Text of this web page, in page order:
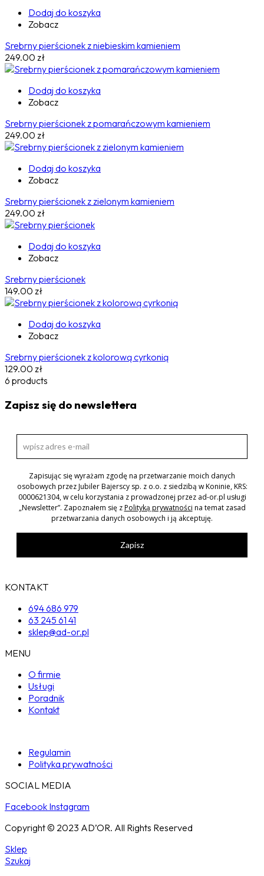
Dodaj do koszyka
Zobacz
Srebrny pierścionek z niebieskim kamieniem
249.00 zł
Dodaj do koszyka
Zobacz
Srebrny pierścionek z pomarańczowym kamieniem
249.00 zł
Dodaj do koszyka
Zobacz
Srebrny pierścionek z zielonym kamieniem
249.00 zł
Dodaj do koszyka
Zobacz
Srebrny pierścionek
149.00 zł
Dodaj do koszyka
Zobacz
Srebrny pierścionek z kolorową cyrkonią
129.00 zł
6 products
Zapisz się do newslettera
Zapisując się wyrażam zgodę na przetwarzanie moich danych
osobowych przez Jubiler Bajerscy sp. z o.o. z siedzibą w Koninie, KRS:
0000621304, w celu korzystania z prowadzonej przez ad-or.pl usługi
„Newsletter”. Zapoznałem się zPolityką prywatności na temat zasad
przetwarzania danych osobowych i ją akceptuję.
Zapisz
KONTAKT
694 686 979
63 245 61 41
sklep@ad-or.pl
MENU
O firmie
Usługi
Poradnik
Kontakt
Regulamin
Polityka prywatności
SOCIAL MEDIA
Facebook Instagram
Copyright © 2023 AD’OR. All Rights Reserved
Sklep
Szukaj